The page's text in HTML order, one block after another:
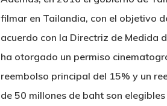
filmar en Tailandia, con el objetivo
acuerdo con la Directriz de Medida
ha otorgado un permiso
reembolso principal del 15% y un
de 50 millones de baht son